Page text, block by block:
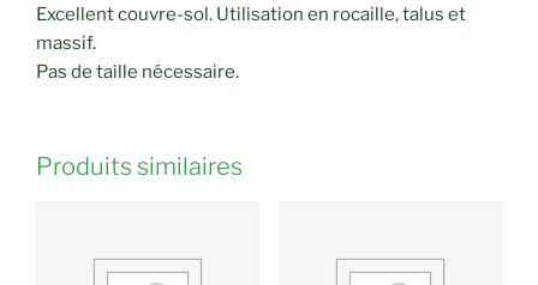
Excellent couvre-sol. Utilisation en rocaille, talus et
massif.
Pas de taille nécessaire.
Produits similaires